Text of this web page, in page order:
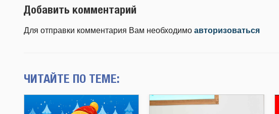
Добавить комментарий
Для отправки комментария Вам необходимо авторизоваться
ЧИТАЙТЕ ПО ТЕМЕ: